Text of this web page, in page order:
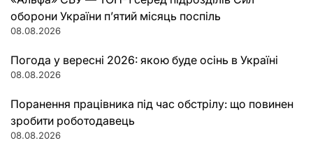
оборони України п’ятий місяць поспіль
08.08.2026
Погода у вересні 2026: якою буде осінь в Україні
08.08.2026
Поранення працівника під час обстрілу: що повинен
зробити роботодавець
08.08.2026